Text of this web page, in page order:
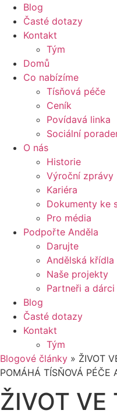
Blog
Časté dotazy
Kontakt
Tým
Domů
Co nabízíme
Tísňová péče
Ceník
Povídavá linka
Sociální
O nás
Historie
Výroční zprávy
Kariéra
Dokumenty ke
Pro média
Podpořte Anděla
Darujte
Andělská křídla
Naše projekty
Partneři a dárci
Blog
Časté dotazy
Kontakt
Tým
Blogové články » ŽIVOT
POMÁHÁ TÍSŇOVÁ PÉČE
ŽIVOT VE